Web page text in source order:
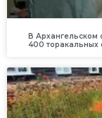
В Архангельском
400 торакальных